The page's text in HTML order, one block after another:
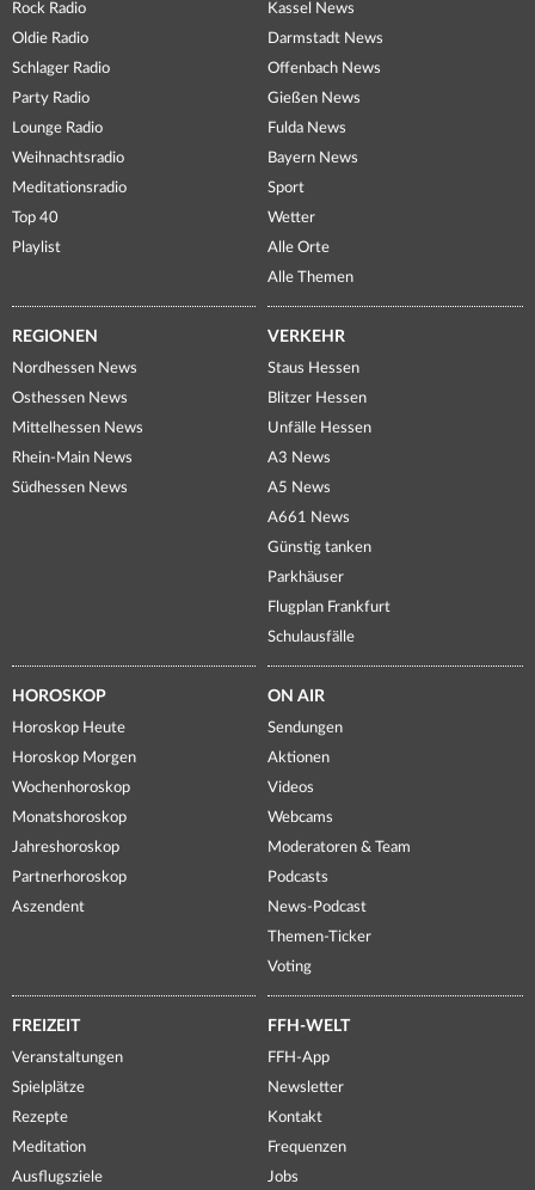
Rock Radio
Oldie Radio
Schlager Radio
Party Radio
Lounge Radio
Weihnachtsradio
Meditationsradio
Top 40
Playlist
Kassel News
Darmstadt News
Offenbach News
Gießen News
Fulda News
Bayern News
Sport
Wetter
Alle Orte
Alle Themen
REGIONEN
Nordhessen News
Osthessen News
Mittelhessen News
Rhein-Main News
Südhessen News
VERKEHR
Staus Hessen
Blitzer Hessen
Unfälle Hessen
A3 News
A5 News
A661 News
Günstig tanken
Parkhäuser
Flugplan Frankfurt
Schulausfälle
HOROSKOP
Horoskop Heute
Horoskop Morgen
Wochenhoroskop
Monatshoroskop
Jahreshoroskop
Partnerhoroskop
Aszendent
ON AIR
Sendungen
Aktionen
Videos
Webcams
Moderatoren & Team
Podcasts
News-Podcast
Themen-Ticker
Voting
FREIZEIT
Veranstaltungen
Spielplätze
Rezepte
Meditation
Ausflugsziele
FFH-WELT
FFH-App
Newsletter
Kontakt
Frequenzen
Jobs